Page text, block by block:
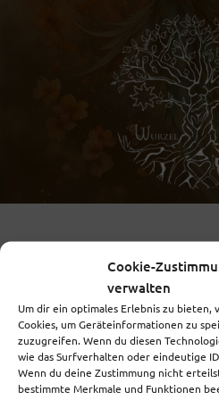
Cookie-
verwalten
Um dir ein optimales Erlebnis zu bieten,
Cookies, um Geräteinformationen zu
zuzugreifen. Wenn du diesen
wie das Surfverhalten oder eindeutige
Wenn du deine Zustimmung nicht
bestimmte Merkmale und Funktionen
auflösen,